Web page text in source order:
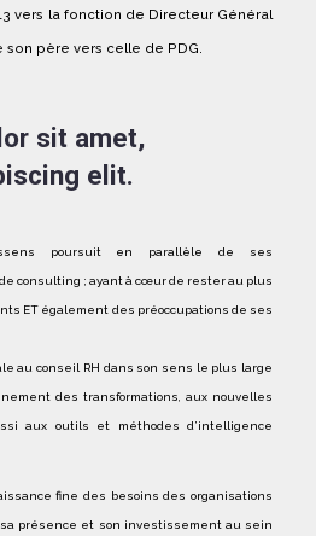
vers la fonction de Directeur Général
son père vers celle de PDG.
sit amet,
elit.
poursuit en parallèle de ses
consulting ; ayant à cœur de rester au plus
ET également des préoccupations de ses
au conseil RH dans son sens le plus large
des transformations, aux nouvelles
aux outils et méthodes d’intelligence
fine des besoins des organisations
présence et son investissement au sein